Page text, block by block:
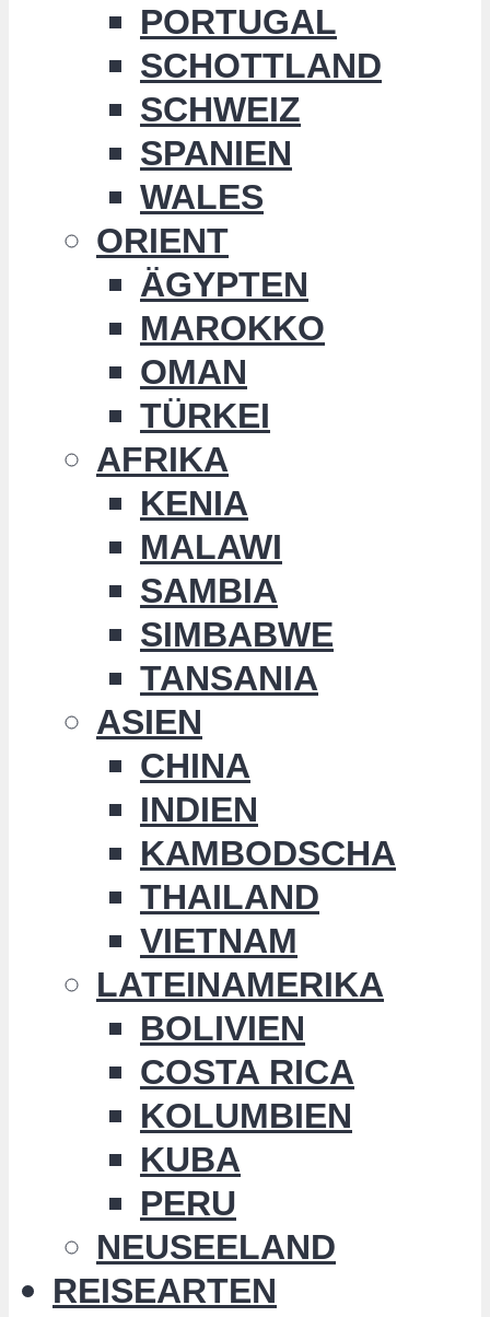
PORTUGAL
SCHOTTLAND
SCHWEIZ
SPANIEN
WALES
ORIENT
ÄGYPTEN
MAROKKO
OMAN
TÜRKEI
AFRIKA
KENIA
MALAWI
SAMBIA
SIMBABWE
TANSANIA
ASIEN
CHINA
INDIEN
KAMBODSCHA
THAILAND
VIETNAM
LATEINAMERIKA
BOLIVIEN
COSTA RICA
KOLUMBIEN
KUBA
PERU
NEUSEELAND
REISEARTEN